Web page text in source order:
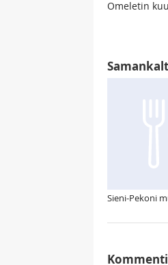
Omeletin
Sieni-Pekoni